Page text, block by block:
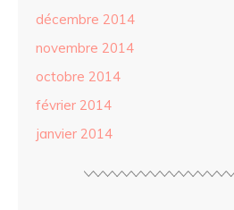
décembre 2014
novembre 2014
octobre 2014
février 2014
janvier 2014